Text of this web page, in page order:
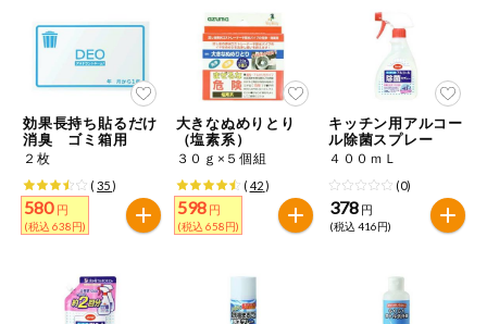
ミールキット
リクエスト
いいもんみっ
け
オーガニック
ベビー・キッ
ズ関連
効果長持ち貼るだけ
消臭 ゴミ箱用
２枚
(35)
580 円
(税込 638円)
大きなぬめりとり
（塩素系）
３０ｇ×５個組
( 42)
598 円
(税込 658円)
キッチン用アルコー
ル除菌スプレー
４００ｍＬ
(0)
378 円
(税込 416円)